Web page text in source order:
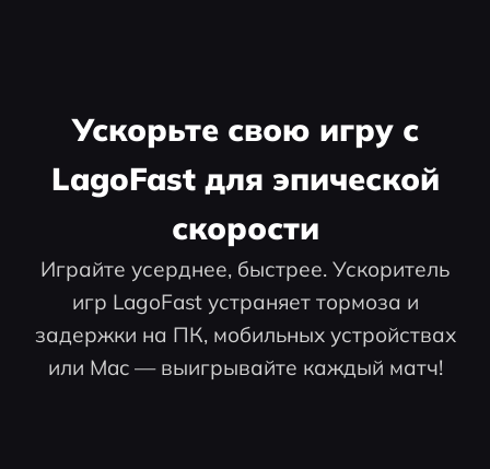
Ускорьте свою игру с
LagoFast для эпической
скорости
Играйте усерднее, быстрее. Ускоритель
игр LagoFast устраняет тормоза и
задержки на ПК, мобильных устройствах
или Mac — выигрывайте каждый матч!